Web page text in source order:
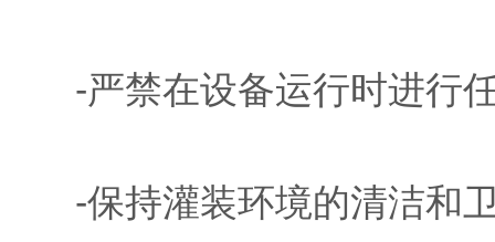
-严禁在设备运行时进行任
-保持灌装环境的清洁和卫